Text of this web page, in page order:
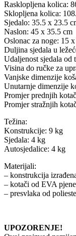
Rasklopljena kolica:
Sklopljena kolica:
Sjedalo: 35.5 x 23.5
Naslon: 45 x 35.5 cm
Oslonac za noge: 15
Duljina sjedala u
Udaljenost sjedala od
Visina do ručke za
Vanjske dimenzije
Unutarnje dimenzije
Promjer prednjih
Promjer stražnjih
Težina:
Konstrukcije: 9 kg
Sjedala: 4 kg
Autosjedalice: 4 kg
Materijali:
– konstrukcija
– kotači od EVA
– presvlaka od
UPOZORENJE!